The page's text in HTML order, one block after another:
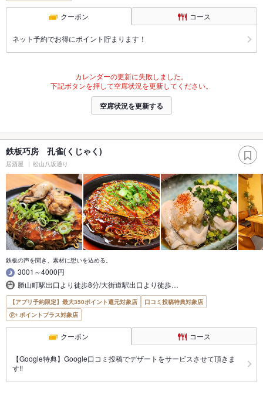
クーポン コース
ネット予約でお得にポイント貯まります！
カレンダーの更新に失敗しました。
下記ボタンを押して空席状況を更新してください。
空席状況を更新する
鉄板巧房 孔雀(くじゃく)
居酒屋 松山八坂通り
鉄板の声を聞き、素材に想いを込める。
3001～4000円
勝山町駅出口より徒歩8分/大街道駅出口より徒歩…
【アプリ予約限定】最大350ポイント還元対象店
口コミ投稿特典対象店
ポイントプラス対象店
クーポン コース
【Google特典】Google口コミ投稿でデザートをサービスさせて頂きま
す!!